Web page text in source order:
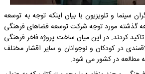
سینما و تلویزیون با بیان اینکه توجه به توسعه
گذشته مورد توجه شرکت توسعه فضاهای فرهنگی
کردند: در این میان ساخت پروژه فاخر فرهنگی
در کودکان و نوجوانان و سایر اقشار مختلف
مطالعه در کشور می شود.